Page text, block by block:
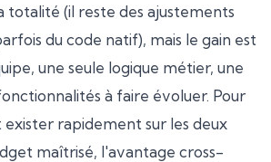
totalité (il reste des ajustements
du code natif), mais le gain est
une seule logique métier, une
à faire évoluer. Pour
rapidement sur les deux
maîtrisé, l'avantage cross-